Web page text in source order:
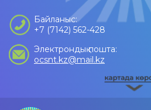
Байланыс:
+7 (7142) 562-428
Электрондық пошта:
ocsnt.kz@mail.kz